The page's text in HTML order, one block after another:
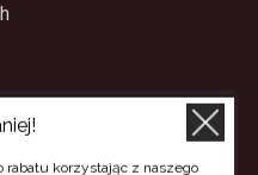
rabatu korzystając z naszego